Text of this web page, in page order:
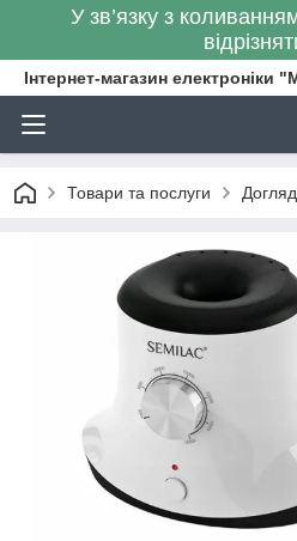
У зв’язку з
Інтернет-магазин електроніки
Товари та послуги